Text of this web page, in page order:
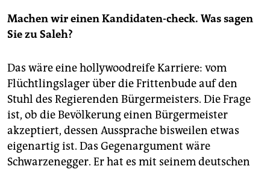
Machen wir einen Kandidaten-check. Was sagen
Sie zu Saleh?
Das wäre eine hollywoodreife Karriere: vom
Flüchtlingslager über die Frittenbude auf den
Stuhl des Regierenden Bürgermeisters. Die Frage
ist, ob die Bevölkerung einen Bürgermeister
akzeptiert, dessen Aussprache bisweilen etwas
eigenartig ist. Das Gegenargument wäre
Schwarzenegger. Er hat es mit seinem deutschen